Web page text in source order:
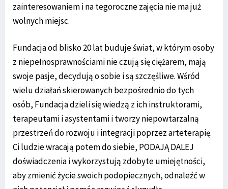
zainteresowaniem i na tegoroczne zajęcia nie ma już
wolnych miejsc.
Fundacja od blisko 20 lat buduje świat, w którym osoby
z niepełnosprawnościami nie czują się ciężarem, mają
swoje pasje, decydują o sobie i są szczęśliwe. Wśród
wielu działań skierowanych bezpośrednio do tych
osób, Fundacja dzieli się wiedzą z ich instruktorami,
terapeutami i asystentami i tworzy niepowtarzalną
przestrzeń do rozwoju i integracji poprzez arteterapię.
Ci ludzie wracają potem do siebie, PODAJĄ DALEJ
doświadczenia i wykorzystują zdobyte umiejętności,
aby zmienić życie swoich podopiecznych, odnaleźć w